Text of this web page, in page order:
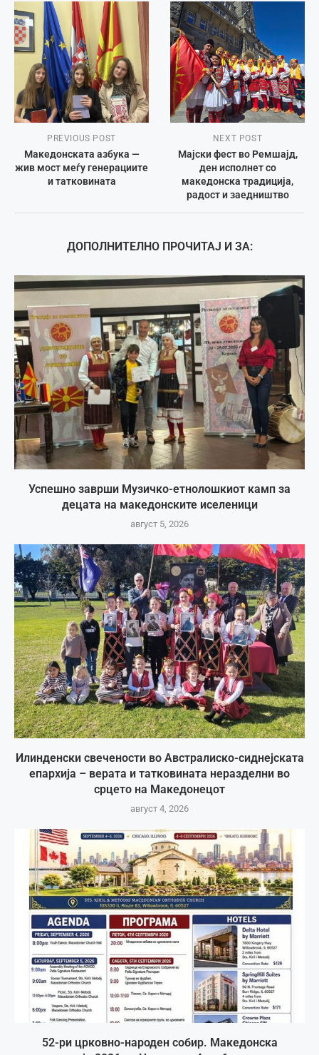
PREVIOUS POST
Македонската азбука —
жив мост меѓу генерациите
и татковината
NEXT POST
Мајски фест во Ремшајд,
ден исполнет со
македонска традиција,
радост и заедништво
ДОПОЛНИТЕЛНО ПРОЧИТАЈ И ЗА:
Успешно заврши Музичко-етнолошкиот камп за
децата на македонските иселеници
август 5, 2026
Илинденски свечености во Австралиско-сиднејската
епархија – верата и татковината неразделни во
срцето на Македонецот
август 4, 2026
52-ри црковно-народен собир. Македонска